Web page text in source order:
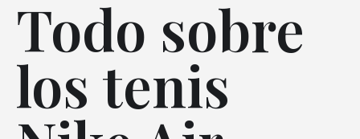
Todo sobre
los tenis